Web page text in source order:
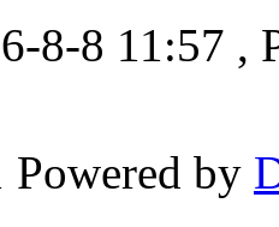
8-8 11:57 ,
by